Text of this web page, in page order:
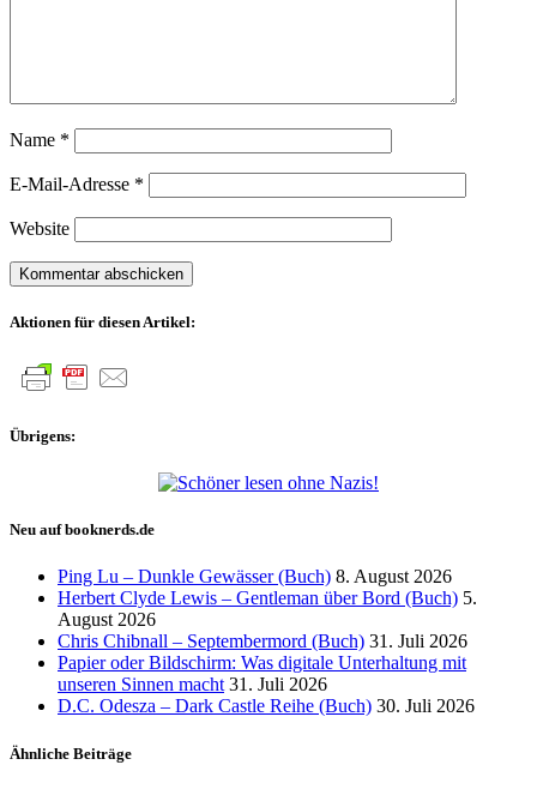
Name *
E-Mail-Adresse *
Website
Aktionen für diesen Artikel:
Übrigens:
Neu auf booknerds.de
Ping Lu – Dunkle Gewässer (Buch) 8. August 2026
Herbert Clyde Lewis – Gentleman über Bord (Buch) 5.
August 2026
Chris Chibnall – Septembermord (Buch) 31. Juli 2026
Papier oder Bildschirm: Was digitale Unterhaltung mit
unseren Sinnen macht 31. Juli 2026
D.C. Odesza – Dark Castle Reihe (Buch) 30. Juli 2026
Ähnliche Beiträge